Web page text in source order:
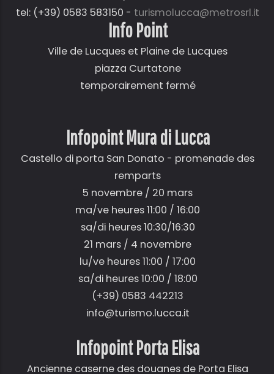
tel: (+39) 0583 583150 - turismolucca@metrosrl.it
Info Point
Ville de Lucques et Plaine de Lucques
piazza Curtatone
temporairement fermé
Infopoint Mura di Lucca
Castello di porta San Donato - promenade des
remparts
5 novembre / 20 mars
ma/ve heures 11:00 / 16:00
sa/di heures 10:30/16:30
21 mars / 4 novembre
lu/ve heures 11:00 / 17:00
sa/di heures 10:00 / 18:00
(+39) 0583 442213
info@turismo.lucca.it
Infopoint Porta Elisa
Ancienne caserne des douanes de Porta Elisa